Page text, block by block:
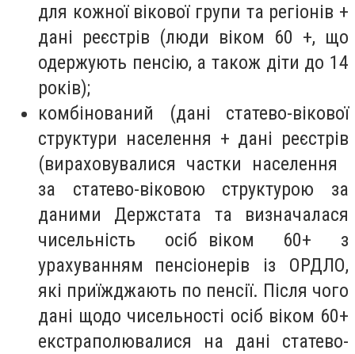
для кожної вікової групи та регіонів +
дані реєстрів (люди віком 60 +, що
одержують пенсію, а також діти до 14
років);
комбінований (дані статево-вікової
структури населення + дані реєстрів
(вираховувалися частки населення
за статево-віковою структурою за
даними Держстата та визначалася
чисельність осіб віком 60+ з
урахуванням пенсіонерів із ОРДЛО,
які приїжджають по пенсії. Після чого
дані щодо чисельності осіб віком 60+
екстраполювалися на дані статево-